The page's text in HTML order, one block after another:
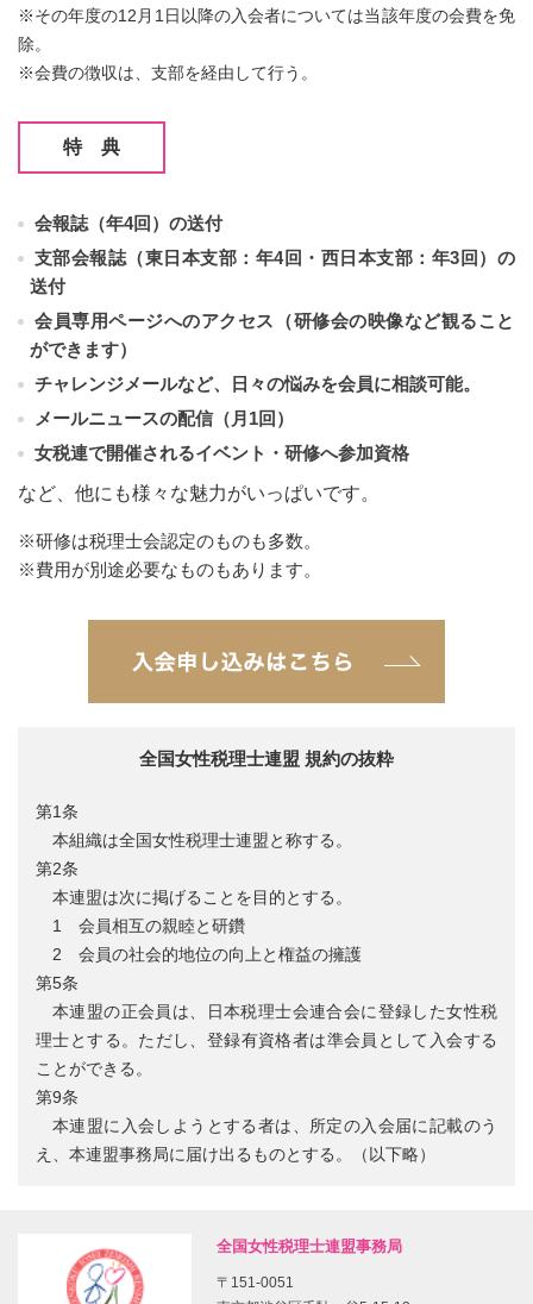
※その年度の12月1日以降の入会者については当該年度の会費を免
除。
※会費の徴収は、支部を経由して行う。
特 典
会報誌（年4回）の送付
支部会報誌（東日本支部：年4回・西日本支部：年3回）の
送付
会員専用ページへのアクセス（研修会の映像など観ること
ができます）
チャレンジメールなど、日々の悩みを会員に相談可能。
メールニュースの配信（月1回）
女税連で開催されるイベント・研修へ参加資格
など、他にも様々な魅力がいっぱいです。
※研修は税理士会認定のものも多数。
※費用が別途必要なものもあります。
全国女性税理士連盟 規約の抜粋
第1条
本組織は全国女性税理士連盟と称する。
第2条
本連盟は次に掲げることを目的とする。
1 会員相互の親睦と研鑽
2 会員の社会的地位の向上と権益の擁護
第5条
本連盟の正会員は、日本税理士会連合会に登録した女性税
理士とする。ただし、登録有資格者は準会員として入会する
ことができる。
第9条
本連盟に入会しようとする者は、所定の入会届に記載のう
え、本連盟事務局に届け出るものとする。（以下略）
全国女性税理士連盟事務局
〒151-0051